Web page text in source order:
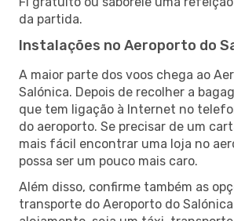
da partida.
Instalações no Aeroporto do
A maior parte dos voos chega ao
Salónica. Depois de recolher a
que tem ligação à Internet no
do aeroporto. Se precisar de um
mais fácil encontrar uma loja no
possa ser um pouco mais caro.
Além disso, confirme também as
transporte do Aeroporto do